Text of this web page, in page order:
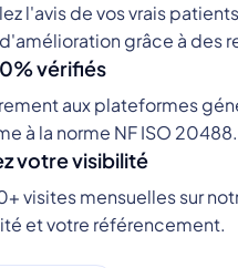
l'avis de vos vrais
grâce à des
vérifiés
aux plateformes
à la norme NF ISO 20488.
votre visibilité
visites mensuelles sur
et votre référencement.